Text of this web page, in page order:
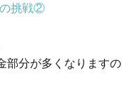
挑戦②
分が多くなります